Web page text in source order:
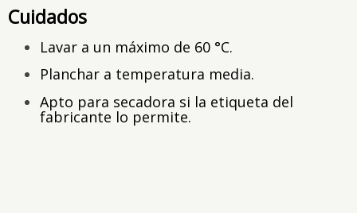
Cuidados
Lavar a un máximo de 60 °C.
Planchar a temperatura media.
Apto para secadora si la etiqueta del
fabricante lo permite.